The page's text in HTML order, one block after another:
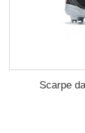
Scarpe